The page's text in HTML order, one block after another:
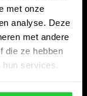
met onze
analyse. Deze
met andere
die ze hebben
services.